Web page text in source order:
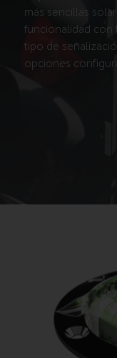
más sencillas
funcionalidad con
tipo de
opciones